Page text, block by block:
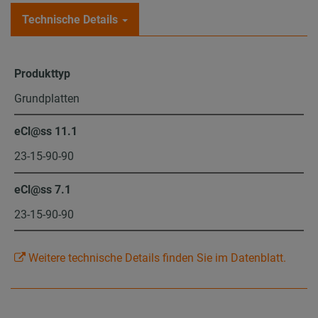
Technische Details
Produkttyp
Grundplatten
eCl@ss 11.1
23-15-90-90
eCl@ss 7.1
23-15-90-90
Weitere technische Details finden Sie im Datenblatt.